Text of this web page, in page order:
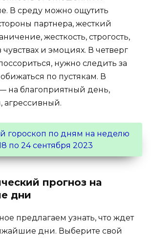
В среду можно ощутить
партнера, жесткий
жесткость, строгость,
чувствах и эмоциях. В четверг
нужно следить за
по пустякам. В
на благоприятный день,
агрессивный.
гороскоп по дням на неделю
по 24 сентября 2023
прогноз на
дни
предлагаем узнать, что ждет
дни. Выберите свой